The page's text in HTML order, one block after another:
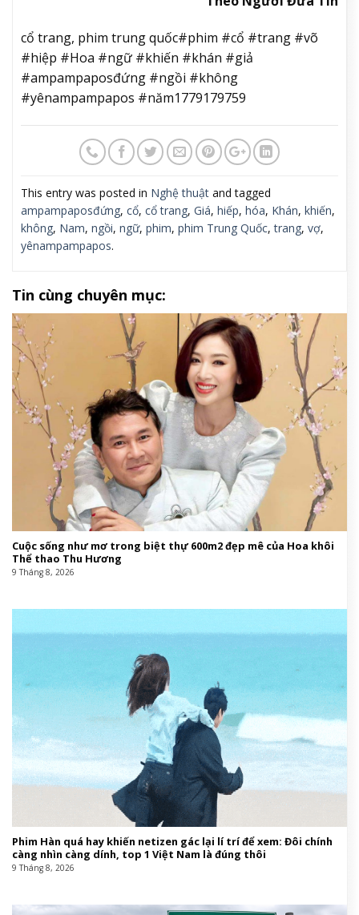
cổ trang, phim trung quốc#phim #cổ #trang #võ
#hiệp #Hoa #ngữ #khiến #khán #giả
#ampampaposđứng #ngồi #không
#yênampampapos #năm1779179759
This entry was posted in Nghệ thuật and tagged
ampampaposđứng, cổ, cổ trang, Giá, hiếp, hóa, Khán, khiến,
không, Nam, ngồi, ngữ, phim, phim Trung Quốc,trang, vợ,
yênampampapos.
Tin cùng chuyên mục:
Cuộc sống như mơ trong biệt thự 600m2 đẹp mê của Hoa khôi
Thể thao Thu Hương
9 Tháng 8, 2026
Phim Hàn quá hay khiến netizen gác lại lí trí để xem: Đôi chính
càng nhìn càng dính, top 1 Việt Nam là đúng thôi
9 Tháng 8, 2026